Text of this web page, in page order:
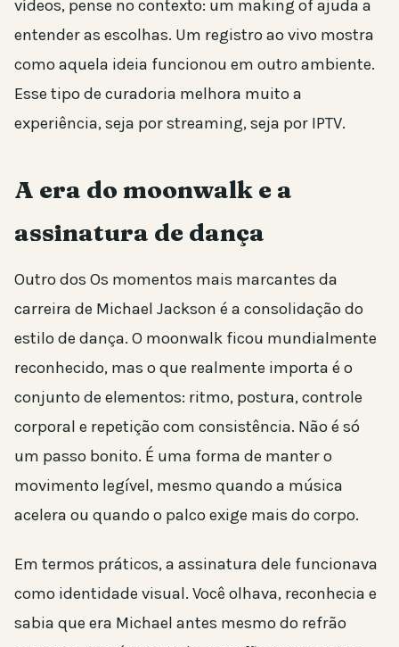
vídeos, pense no contexto: um making of ajuda a
entender as escolhas. Um registro ao vivo mostra
como aquela ideia funcionou em outro ambiente.
Esse tipo de curadoria melhora muito a
experiência, seja por streaming, seja por IPTV.
A era do moonwalk e a
assinatura de dança
Outro dos Os momentos mais marcantes da
carreira de Michael Jackson é a consolidação do
estilo de dança. O moonwalk ficou mundialmente
reconhecido, mas o que realmente importa é o
conjunto de elementos: ritmo, postura, controle
corporal e repetição com consistência. Não é só
um passo bonito. É uma forma de manter o
movimento legível, mesmo quando a música
acelera ou quando o palco exige mais do corpo.
Em termos práticos, a assinatura dele funcionava
como identidade visual. Você olhava, reconhecia e
sabia que era Michael antes mesmo do refrão